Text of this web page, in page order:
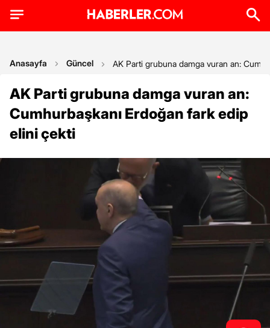
Anasayfa Güncel AK Parti grubuna damga vuran an:
AK Parti grubuna damga vuran an:
Cumhurbaşkanı Erdoğan fark edip
elini çekti